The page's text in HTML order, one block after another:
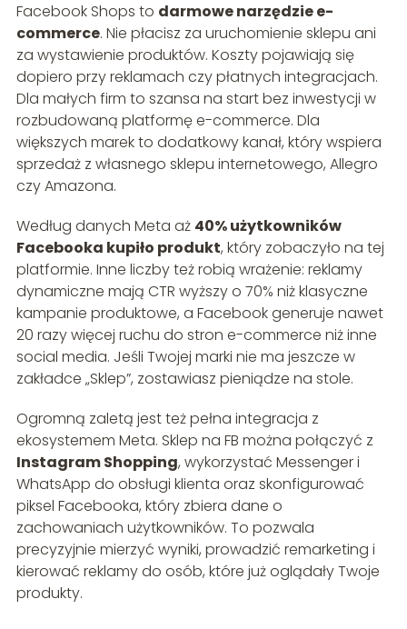
Facebook Shops to darmowe narzędzie e-
commerce. Nie płacisz za uruchomienie sklepu ani
za wystawienie produktów. Koszty pojawiają się
dopiero przy reklamach czy płatnych integracjach.
Dla małych firm to szansa na start bez inwestycji w
rozbudowaną platformę e-commerce. Dla
większych marek to dodatkowy kanał, który wspiera
sprzedaż z własnego sklepu internetowego, Allegro
czy Amazona.
Według danych Meta aż 40% użytkowników
Facebooka kupiło produkt, który zobaczyło na tej
platformie. Inne liczby też robią wrażenie: reklamy
dynamiczne mają CTR wyższy o 70% niż klasyczne
kampanie produktowe, a Facebook generuje nawet
20 razy więcej ruchu do stron e-commerce niż inne
social media. Jeśli Twojej marki nie ma jeszcze w
zakładce „Sklep”, zostawiasz pieniądze na stole.
Ogromną zaletą jest też pełna integracja z
ekosystemem Meta. Sklep na FB można połączyć z
Instagram Shopping, wykorzystać Messenger i
WhatsApp do obsługi klienta oraz skonfigurować
piksel Facebooka, który zbiera dane o
zachowaniach użytkowników. To pozwala
precyzyjnie mierzyć wyniki, prowadzić remarketing i
kierować reklamy do osób, które już oglądały Twoje
produkty.